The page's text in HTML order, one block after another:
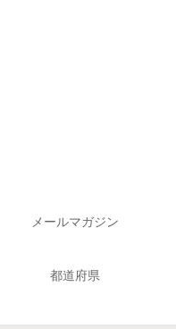
メールマガジン
都道府県